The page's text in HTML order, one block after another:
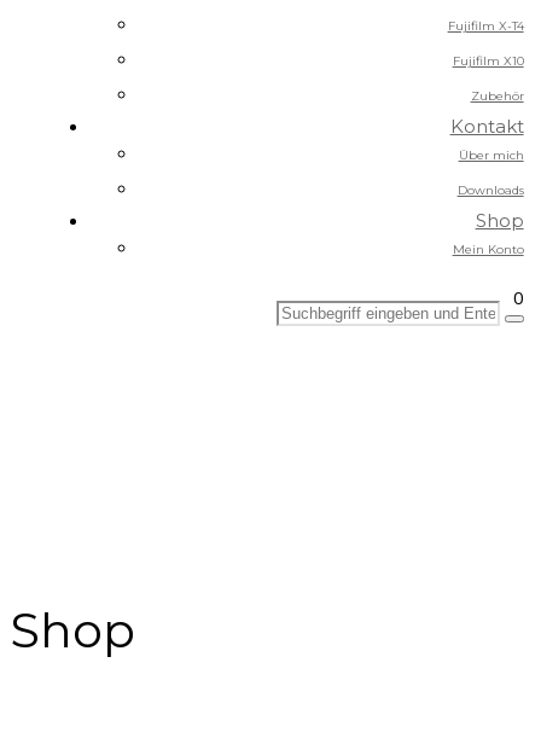
Fujifilm X-T4
Fujifilm X10
Zubehör
Kontakt
Über mich
Downloads
Shop
Mein Konto
0
Shop